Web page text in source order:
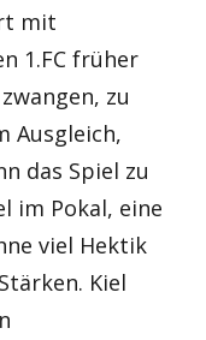
mit
1.FC früher
zu
Ausgleich,
das Spiel zu
im Pokal, eine
viel Hektik
Kiel